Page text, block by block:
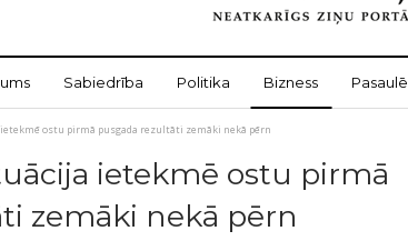
Sabiedrība Politika Bizness Pasaulē
ostu pirmā pusgada rezultāti zemāki nekā pērn
ietekmē ostu pirmā
zemāki nekā pērn